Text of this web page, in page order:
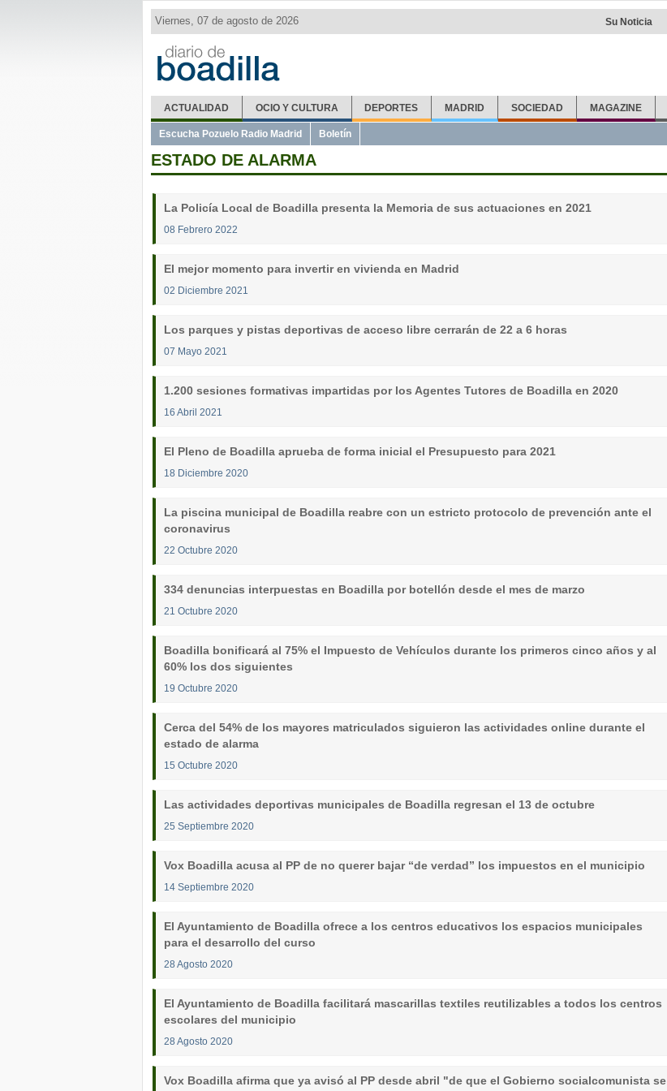
Viernes, 07 de agosto de 2026 Su Noticia
ACTUALIDAD OCIO Y CULTURA DEPORTES MADRID SOCIEDAD MAGAZINE
Escucha Pozuelo Radio Madrid Boletín
ESTADO DE ALARMA
La Policía Local de Boadilla presenta la Memoria de sus actuaciones en 2021
08 Febrero 2022
El mejor momento para invertir en vivienda en Madrid
02 Diciembre 2021
Los parques y pistas deportivas de acceso libre cerrarán de 22 a 6 horas
07 Mayo 2021
1.200 sesiones formativas impartidas por los Agentes Tutores de Boadilla en 2020
16 Abril 2021
El Pleno de Boadilla aprueba de forma inicial el Presupuesto para 2021
18 Diciembre 2020
La piscina municipal de Boadilla reabre con un estricto protocolo de prevención ante el
coronavirus
22 Octubre 2020
334 denuncias interpuestas en Boadilla por botellón desde el mes de marzo
21 Octubre 2020
Boadilla bonificará al 75% el Impuesto de Vehículos durante los primeros cinco años y al
60% los dos siguientes
19 Octubre 2020
Cerca del 54% de los mayores matriculados siguieron las actividades online durante el
estado de alarma
15 Octubre 2020
Las actividades deportivas municipales de Boadilla regresan el 13 de octubre
25 Septiembre 2020
Vox Boadilla acusa al PP de no querer bajar “de verdad” los impuestos en el municipio
14 Septiembre 2020
El Ayuntamiento de Boadilla ofrece a los centros educativos los espacios municipales
para el desarrollo del curso
28 Agosto 2020
El Ayuntamiento de Boadilla facilitará mascarillas textiles reutilizables a todos los centros
escolares del municipio
28 Agosto 2020
Vox Boadilla afirma que ya avisó al PP desde abril "de que el Gobierno socialcomunista se